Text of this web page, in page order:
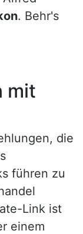
. Behr's
mit
die
führen zu
Link ist
einem